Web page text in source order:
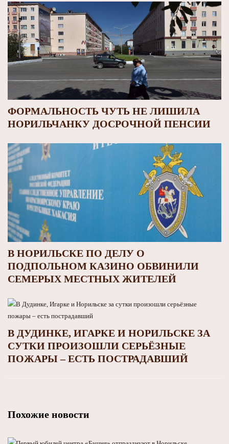
ФОРМАЛЬНОСТЬ ЧУТЬ НЕ ЛИШИЛА
НОРИЛЬЧАНКУ ДОСРОЧНОЙ ПЕНСИИ
В НОРИЛЬСКЕ ПО ДЕЛУ О
ПОДПОЛЬНОМ КАЗИНО ОБВИНИЛИ
СЕМЕРЫХ МЕСТНЫХ ЖИТЕЛЕЙ
В ДУДИНКЕ, ИГАРКЕ И НОРИЛЬСКЕ ЗА
СУТКИ ПРОИЗОШЛИ СЕРЬЁЗНЫЕ
ПОЖАРЫ – ЕСТЬ ПОСТРАДАВШИЙ
Похожие новости